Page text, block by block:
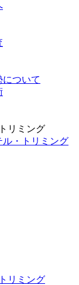
ついて
リミング
ル・トリミング
リミング